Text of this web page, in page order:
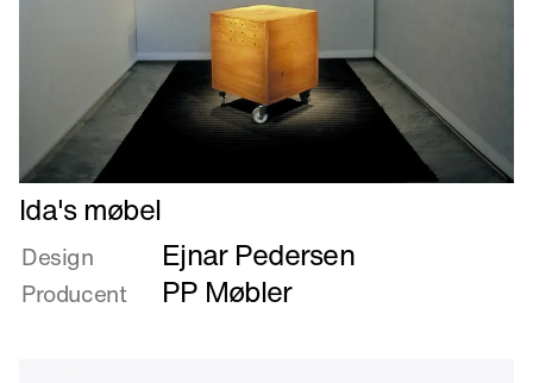
Læs
mere
om
Ida's
møbel
Ida's møbel
Design Ejnar Pedersen
Producent PP Møbler